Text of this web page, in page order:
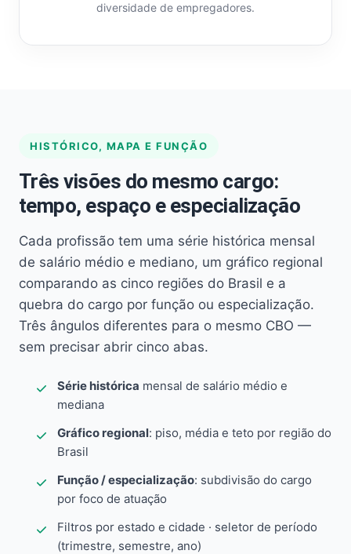
diversidade de empregadores.
HISTÓRICO, MAPA E FUNÇÃO
Três visões do mesmo cargo:
tempo, espaço e especialização
Cada profissão tem uma série histórica mensal
de salário médio e mediano, um gráfico regional
comparando as cinco regiões do Brasil e a
quebra do cargo por função ou especialização.
Três ângulos diferentes para o mesmo CBO —
sem precisar abrir cinco abas.
Série histórica mensal de salário médio e
mediana
Gráfico regional: piso, média e teto por região do
Brasil
Função / especialização: subdivisão do cargo
por foco de atuação
Filtros por estado e cidade · seletor de período
(trimestre, semestre, ano)